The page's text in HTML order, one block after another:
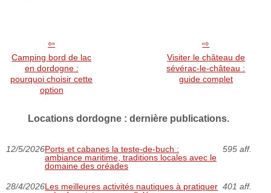
Camping bord de lac
en dordogne :
pourquoi choisir cette
option
Visiter le château de
sévérac-le-château :
guide complet
Locations dordogne : dernière publications.
12/5/2026Ports et cabanes la teste-de-buch :
ambiance maritime, traditions locales avec le
domaine des oréades
595 aff.
28/4/2026Les meilleures activités nautiques à pratiquer 401 aff.